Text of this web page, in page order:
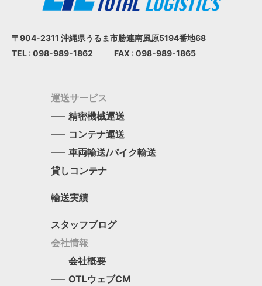
〒904-2311 沖縄県うるま市勝連南風原5194番地68
TEL : 098-989-1862
FAX : 098-989-1865
運送サービス
精密機械運送
コンテナ運送
車両輸送/バイク輸送
貸しコンテナ
輸送実績
スタッフブログ
会社情報
会社概要
OTLウェブCM